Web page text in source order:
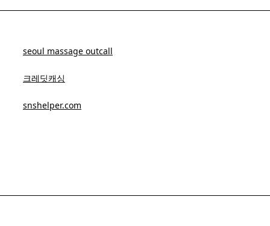
seoul massage outcall
크레딧캐싱
snshelper.com